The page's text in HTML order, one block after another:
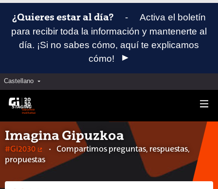
¿Quieres estar al día? -
Activa el boletín
para recibir toda la información y mantenerte al
día. ¡Si no sabes cómo, aquí te explicamos
cómo!
Castellano Elegir el idioma
Imagina Gipuzkoa
#Gi2030
(Enlace externo)
Compartimos preguntas, respuestas,
propuestas